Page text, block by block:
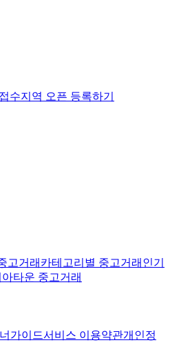
수지역 오픈 등록하기
고거래 카테고리별 중고거래 인기
아타운 중고거래
가이드서비스 이용약관개인정